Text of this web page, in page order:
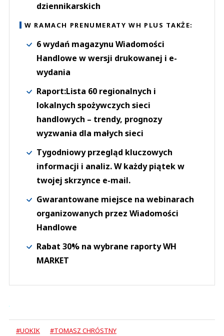
dziennikarskich
W RAMACH PRENUMERATY WH PLUS TAKŻE:
6 wydań magazynu Wiadomości
Handlowe w wersji drukowanej i e-
wydania
Raport:Lista 60 regionalnych i
lokalnych spożywczych sieci
handlowych – trendy, prognozy
wyzwania dla małych sieci
Tygodniowy przegląd kluczowych
informacji i analiz. W każdy piątek w
twojej skrzynce e-mail.
Gwarantowane miejsce na webinarach
organizowanych przez Wiadomości
Handlowe
Rabat 30% na wybrane raporty WH
MARKET
#UOKIK
#TOMASZ CHRÓSTNY